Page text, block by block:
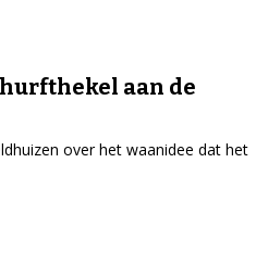
aan de
over het waanidee dat het